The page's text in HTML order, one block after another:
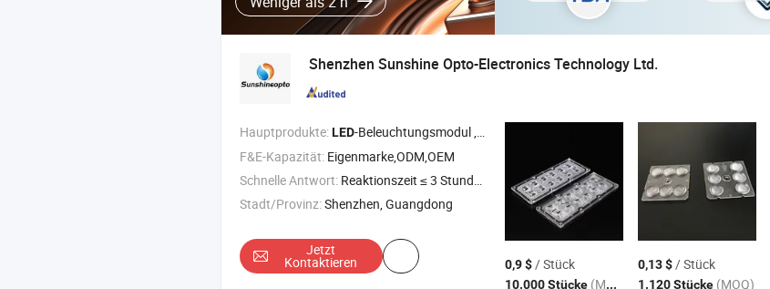
Shenzhen Sunshine Opto-Electronics Technology Ltd.
Hauptprodukte:LED-Beleuchtungsmodul , LED
F&E-Kapazität: Eigenmarke,ODM,OEM
Schnelle Antwort: Reaktionszeit ≤ 3 Stunden
Stadt/Provinz:Shenzhen, Guangdong
Jetzt
Kontaktieren 0,9 $/ Stück
10.000 Stücke (MOQ)
0,13 $/ Stück
1.120 Stücke (MOQ)